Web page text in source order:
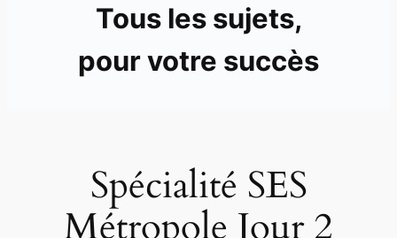
Tous les sujets,
pour votre succès
Spécialité SES
Métropole Jour 2